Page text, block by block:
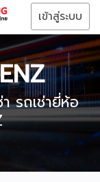
เข้าสู่ระบบ
า รถเช่ายี่ห้อ